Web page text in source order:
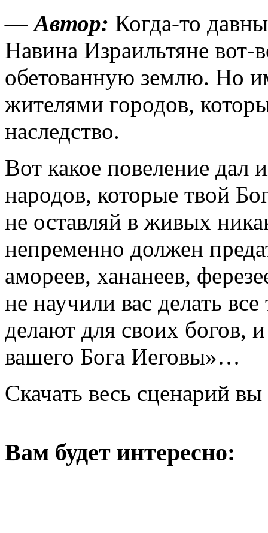
— Автор: Когда-то
Навина Израильтяне
обетованную землю. Но
жителями городов,
наследство.
Вот какое повеление дал
народов, которые твой
не оставляй в живых
непременно должен
амореев, хананеев,
не научили вас делать
делают для своих богов,
вашего Бога Иеговы»…
Скачать весь сценарий
Вам будет интересно: